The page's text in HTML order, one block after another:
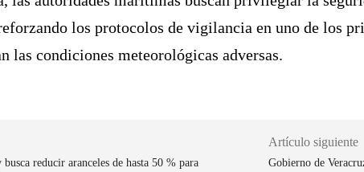
los protocolos de vigilancia en uno de los
las condiciones meteorológicas adversas.
reducir aranceles de hasta 50 % para
Artículo siguiente
Gobierno de